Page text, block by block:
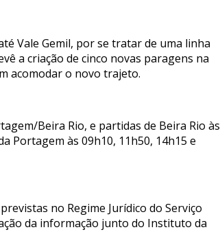
Vale Gemil, por se tratar de uma linha
a criação de cinco novas paragens na
acomodar o novo trajeto.
Beira Rio, e partidas de Beira Rio às
Portagem às 09h10, 11h50, 14h15 e
no Regime Jurídico do Serviço
da informação junto do Instituto da